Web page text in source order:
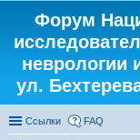
Форум
неврологии
ул.
Ссылки FAQ